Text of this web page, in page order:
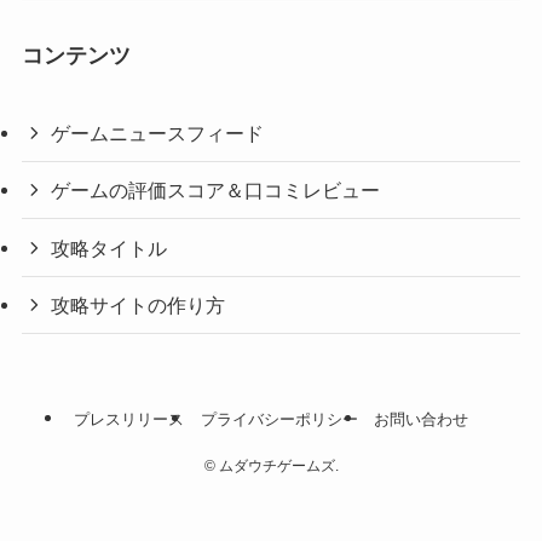
コンテンツ
ゲームニュースフィード
ゲームの評価スコア＆口コミレビュー
攻略タイトル
攻略サイトの作り方
プレスリリース プライバシーポリシー お問い合わせ
©ムダウチゲームズ.